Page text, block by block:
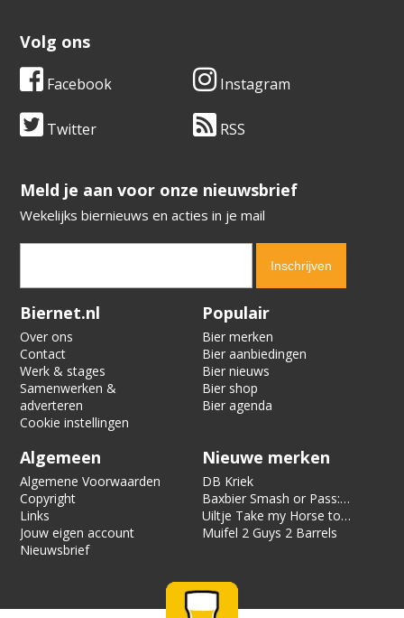
Volg ons
Facebook Instagram
Twitter RSS
​​​​​​​Meld je aan voor onze nieuwsbrief
Wekelijks biernieuws en acties in je mail
Verification code:
Biernet.nl
Over ons
Contact
Werk & stages
Samenwerken &
adverteren
Cookie instellingen
Populair
Bier merken
Bier aanbiedingen
Bier nieuws
Bier shop
Bier agenda
Algemeen
Algemene Voorwaarden
Copyright
Links
Jouw eigen account
Nieuwsbrief
Nieuwe merken
DB Kriek
Baxbier Smash or Pass:
Strata
Uiltje Take my Horse to
the Hotel Room
Muifel 2 Guys 2 Barrels